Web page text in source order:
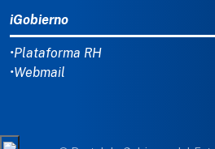
iGobierno
•Plataforma RH
•Webmail